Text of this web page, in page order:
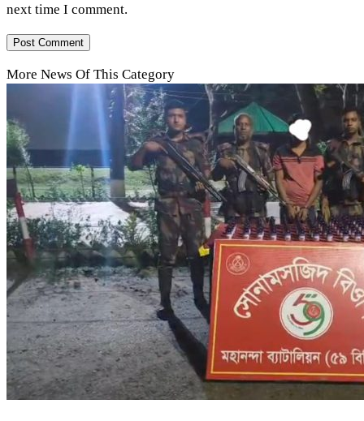
next time I comment.
More News Of This Category